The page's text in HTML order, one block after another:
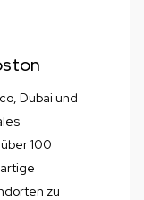
Dubai und
100
zu